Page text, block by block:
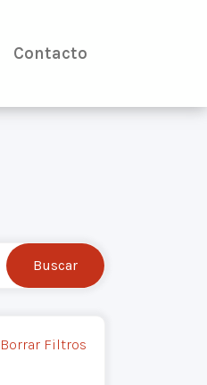
Contacto
Borrar Filtros